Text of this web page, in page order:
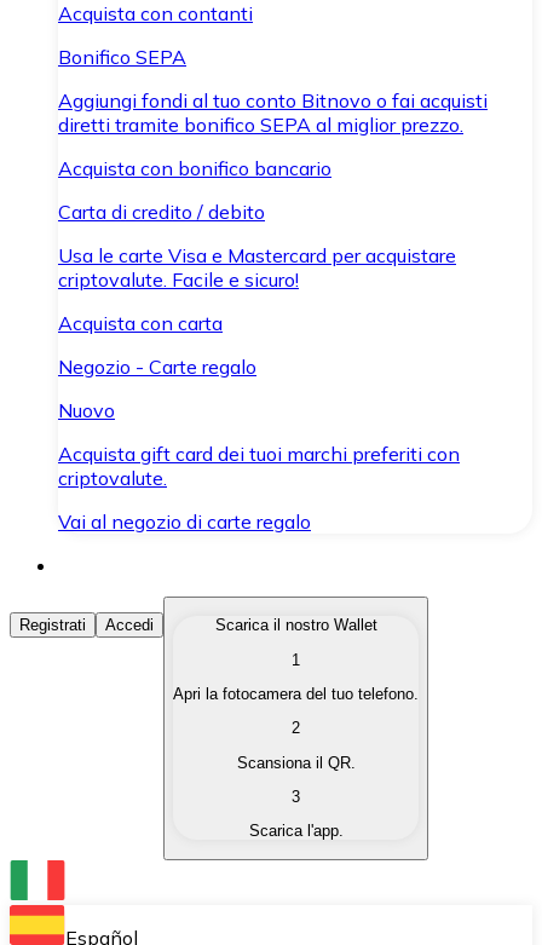
Acquista con contanti
Bonifico SEPA
Aggiungi fondi al tuo conto Bitnovo o fai acquisti
diretti tramite bonifico SEPA al miglior prezzo.
Acquista con bonifico bancario
Carta di credito / debito
Usa le carte Visa e Mastercard per acquistare
criptovalute. Facile e sicuro!
Acquista con carta
Negozio - Carte regalo
Nuovo
Acquista gift card dei tuoi marchi preferiti con
criptovalute.
Vai al negozio di carte regalo
Acquista Criptovalute
Acquista le criptovalute che ti interessano in modo
Converti le tue criptovalute in valuta fiat quando ne
Scambia una criptovaluta con un'altra
Conserva le tue cripto in un Wallet self-custodial.
Registrati Accedi
Scarica il nostro Wallet
1
Apri la fotocamera del tuo telefono.
2
Scansiona il QR.
3
Scarica l'app.
Español